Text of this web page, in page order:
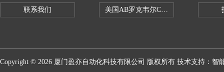
联系我们 美国AB罗克韦尔CPU处理器
Copyright © 2026 厦门盈亦自动化科技有限公司 版权所有 技术支持： 智